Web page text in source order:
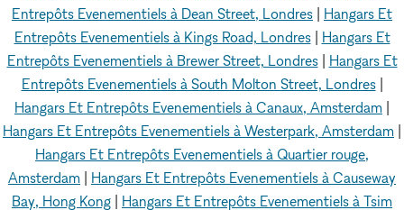
Entrepôts Evenementiels à Dean Street, Londres
Hangars Et
Entrepôts Evenementiels à Kings Road, Londres| Hangars Et
Entrepôts Evenementiels à Brewer Street, Londres| Hangars Et
Entrepôts Evenementiels à South Molton Street, Londres|
Hangars Et Entrepôts Evenementiels à Canaux, Amsterdam
Hangars Et Entrepôts Evenementiels à Westerpark, Amsterdam
Hangars Et Entrepôts Evenementiels à Quartier rouge,
Amsterdam
Hangars Et Entrepôts Evenementiels à Causeway
Bay, Hong Kong
Hangars Et Entrepôts Evenementiels à Tsim